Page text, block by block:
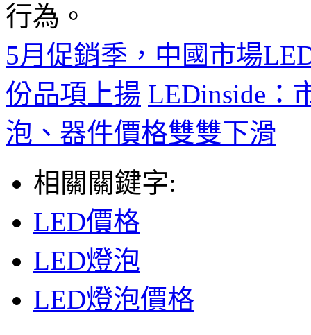
行為。
5月促銷季，中國市場
份品項上揚 LEDinside：
泡、器件價格雙雙下滑
相關關鍵字:
LED價格
LED燈泡
LED燈泡價格